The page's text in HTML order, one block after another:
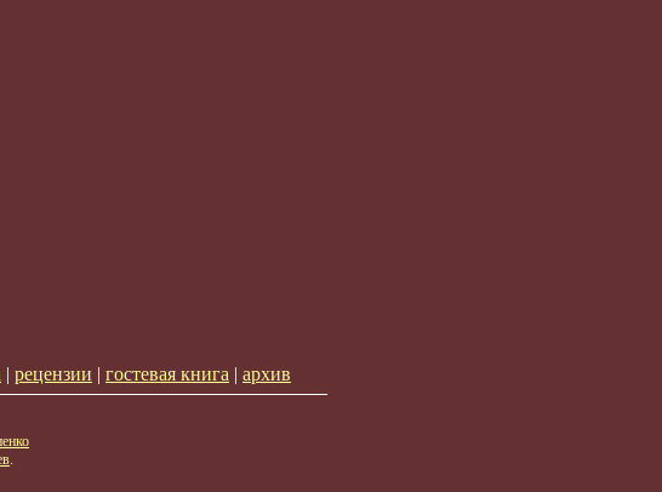
| рецензии | гостевая книга | архив
.